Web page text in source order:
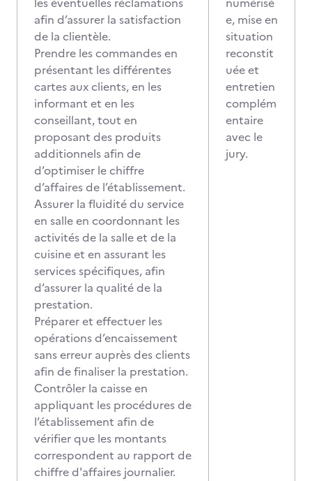
afin d’assurer la satisfaction
de la clientèle.
Prendre les commandes en
présentant les différentes
cartes aux clients, en les
informant et en les
conseillant, tout en
proposant des produits
additionnels afin de
d’optimiser le chiffre
d’affaires de l’établissement.
Assurer la fluidité du service
en salle en coordonnant les
activités de la salle et de la
cuisine et en assurant les
services spécifiques, afin
d’assurer la qualité de la
prestation.
Préparer et effectuer les
opérations d’encaissement
sans erreur auprès des clients
afin de finaliser la prestation.
Contrôler la caisse en
appliquant les procédures de
l’établissement afin de
vérifier que les montants
correspondent au rapport de
chiffre d'affaires journalier.
e, mise en
situation
reconstit
uée et
entretien
complém
entaire
avec le
jury.